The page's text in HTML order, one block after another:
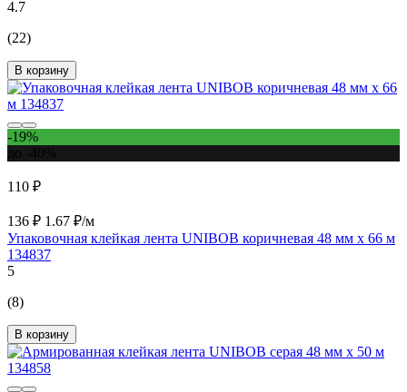
4.7
(22)
В корзину
-19%
110 ₽
136 ₽ 1.67 ₽/м
Упаковочная клейкая лента UNIBOB коричневая 48 мм х 66 м
134837
5
(8)
В корзину